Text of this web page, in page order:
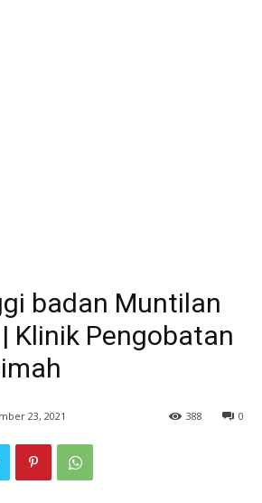
badan Muntilan
Klinik Pengobatan
23, 2021 0
388